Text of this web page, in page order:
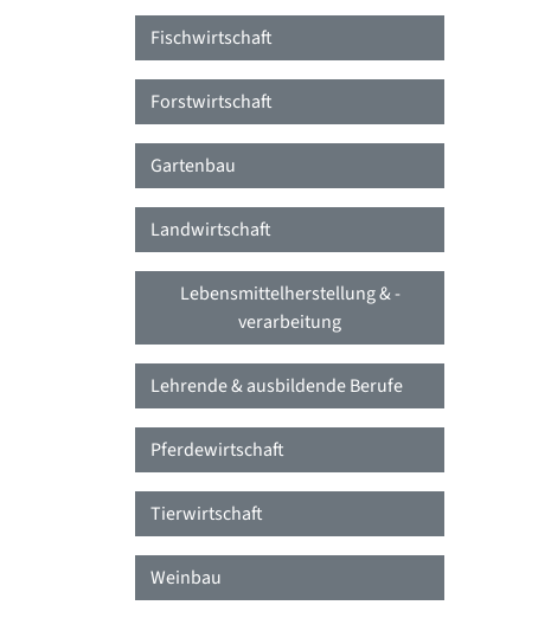
Fischwirtschaft
Forstwirtschaft
Gartenbau
Landwirtschaft
Lebensmittelherstellung & -
verarbeitung
Lehrende & ausbildende Berufe
Pferdewirtschaft
Tierwirtschaft
Weinbau